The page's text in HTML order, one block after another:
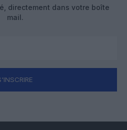
directement dans votre boîte
mail.